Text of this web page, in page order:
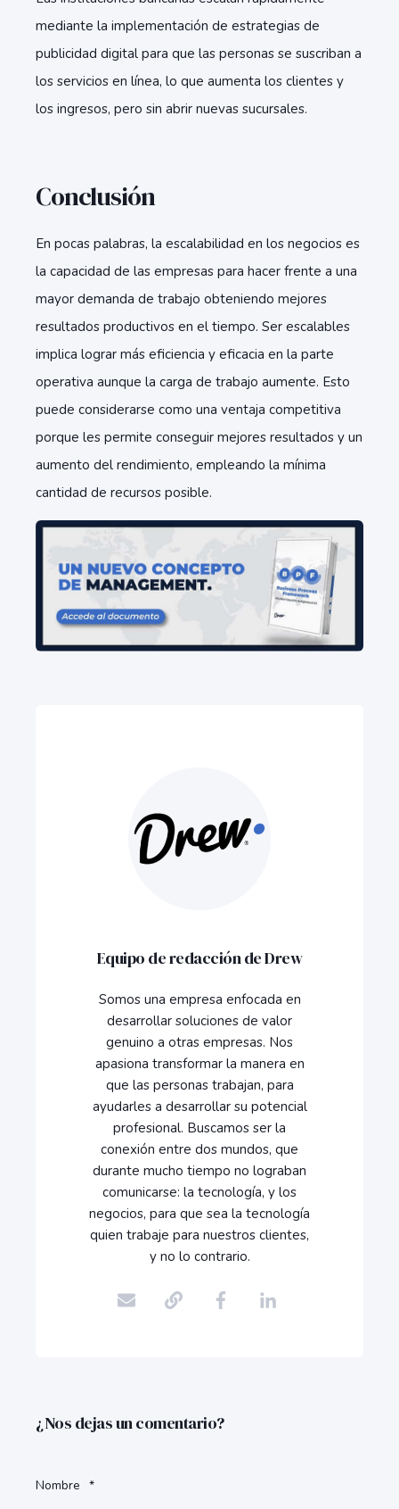
mediante la implementación de estrategias de
publicidad digital para que las personas se suscriban a
los servicios en línea, lo que aumenta los clientes y
los ingresos, pero sin abrir nuevas sucursales.
Conclusión
En pocas palabras, la escalabilidad en los negocios es
la capacidad de las empresas para hacer frente a una
mayor demanda de trabajo obteniendo mejores
resultados productivos en el tiempo. Ser escalables
implica lograr más eficiencia y eficacia en la parte
operativa aunque la carga de trabajo aumente. Esto
puede considerarse como una ventaja competitiva
porque les permite conseguir mejores resultados y un
aumento del rendimiento, empleando la mínima
cantidad de recursos posible.
Equipo de redacción de Drew
Somos una empresa enfocada en
desarrollar soluciones de valor
genuino a otras empresas. Nos
apasiona transformar la manera en
que las personas trabajan, para
ayudarles a desarrollar su potencial
profesional. Buscamos ser la
conexión entre dos mundos, que
durante mucho tiempo no lograban
comunicarse: la tecnología, y los
negocios, para que sea la tecnología
quien trabaje para nuestros clientes,
y no lo contrario.
¿Nos dejas un comentario?
Nombre *